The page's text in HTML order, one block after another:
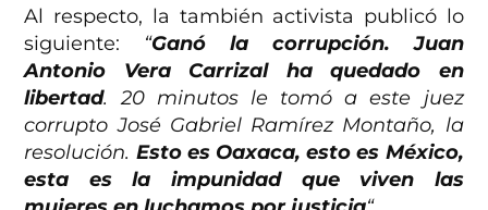
Al respecto, la también activista publicó lo
siguiente: “Ganó la corrupción. Juan
Antonio Vera Carrizal ha quedado en
libertad. 20 minutos le tomó a este juez
corrupto José Gabriel Ramírez Montaño, la
resolución. Esto es Oaxaca, esto es México,
esta es la impunidad que viven las